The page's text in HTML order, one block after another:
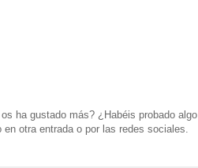
ha gustado más? ¿Habéis probado algo
otra entrada o por las redes sociales.